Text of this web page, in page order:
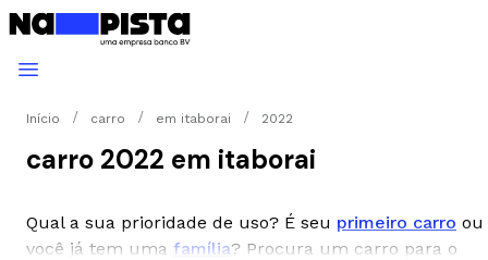
Início carro em itaborai 2022
carro 2022 em itaborai
Qual a sua prioridade de uso? É seu primeiro carro ou
você já tem uma família? Procura um carro para o